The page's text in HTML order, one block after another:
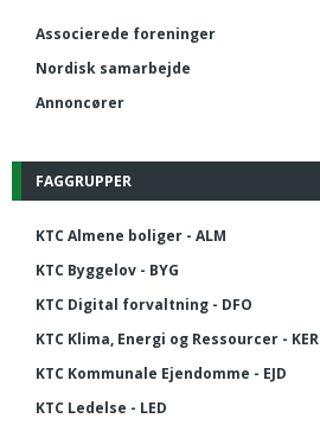
Associerede foreninger
Nordisk samarbejde
Annoncører
FAGGRUPPER
KTC Almene boliger - ALM
KTC Byggelov - BYG
KTC Digital forvaltning - DFO
KTC Klima, Energi og Ressourcer - KER
KTC Kommunale Ejendomme - EJD
KTC Ledelse - LED